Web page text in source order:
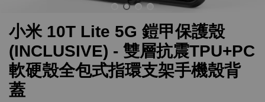
小米 10T Lite 5G 鎧甲保護殼
(INCLUSIVE) - 雙層抗震TPU+PC
軟硬殼全包式指環支架手機殼背
蓋